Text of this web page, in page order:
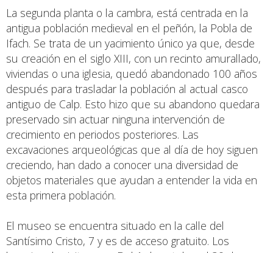
La segunda planta o la cambra, está centrada en la
antigua población medieval en el peñón, la Pobla de
Ifach. Se trata de un yacimiento único ya que, desde
su creación en el siglo XIII, con un recinto amurallado,
viviendas o una iglesia, quedó abandonado 100 años
después para trasladar la población al actual casco
antiguo de Calp. Esto hizo que su abandono quedara
preservado sin actuar ninguna intervención de
crecimiento en periodos posteriores. Las
excavaciones arqueológicas que al día de hoy siguen
creciendo, han dado a conocer una diversidad de
objetos materiales que ayudan a entender la vida en
esta primera población.
El museo se encuentra situado en la calle del
Santísimo Cristo, 7 y es de acceso gratuito. Los